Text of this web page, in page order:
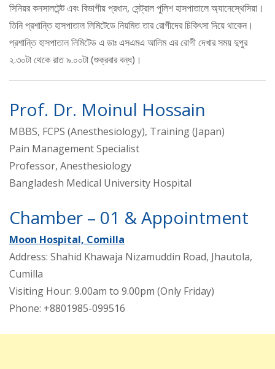
সিনিয়র কনসালটেন্ট এবং বিভাগীয় প্রধান, সেন্ট্রাল পুলিশ হাসপাতালে অ্যানেস্থেসিয়া।
তিনি প্রশান্তি হাসপাতাল লিমিটেডে নিয়মিত তার রোগীদের চিকিৎসা দিয়ে থাকেন।
প্রশান্তি হাসপাতাল লিমিটেড এ ডাঃ এসএমএ আলিম এর রোগী দেখার সময় দুপুর
২.৩০টা থেকে রাত ৯.০০টা (শুক্রবার বন্ধ)।
Prof. Dr. Moinul Hossain
MBBS, FCPS (Anesthesiology), Training (Japan)
Pain Management Specialist
Professor, Anesthesiology
Bangladesh Medical University Hospital
Chamber – 01 & Appointment
Moon Hospital, Comilla
Address: Shahid Khawaja Nizamuddin Road, Jhautola,
Cumilla
Visiting Hour: 9.00am to 9.00pm (Only Friday)
Phone: +8801985-099516